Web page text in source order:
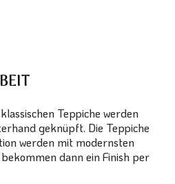
Teppiche werden
geknüpft. Die Teppiche
werden mit modernsten
dann ein Finish per